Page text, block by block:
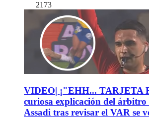
2173
VIDEO| ¡"EHH... TARJETA
curiosa explicación del
Assadi tras revisar el VAR se